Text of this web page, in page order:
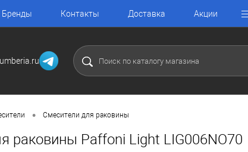
Бренды Контакты Доставка Акции
• Смесители для раковины
раковины Paffoni Light LIG006NO70